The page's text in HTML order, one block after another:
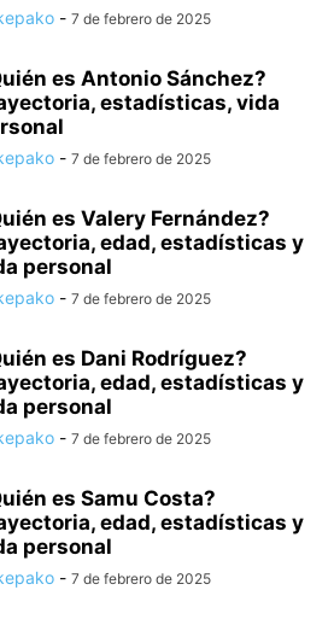
- 7 de febrero de 2025
es Antonio Sánchez?
estadísticas, vida
- 7 de febrero de 2025
es Valery Fernández?
edad, estadísticas y
personal
- 7 de febrero de 2025
es Dani Rodríguez?
edad, estadísticas y
personal
- 7 de febrero de 2025
es Samu Costa?
edad, estadísticas y
personal
- 7 de febrero de 2025